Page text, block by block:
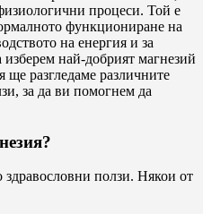
процеси. Той е
функциониране на
на енергия и за
най-добрият магнезий
ще разгледаме различните
за да ви помогнем да
ползи. Някои от